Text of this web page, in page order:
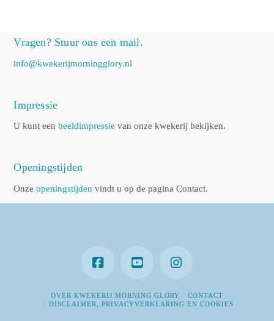
Vragen? Stuur ons een mail.
info@kwekerijmorningglory.nl
Impressie
U kunt eenbeeldimpressie van onze kwekerij bekijken.
Openingstijden
Onzeopeningstijden vindt u op de pagina Contact.
OVER KWEKERIJ MORNING GLORY
CONTACT
DISCLAIMER, PRIVACYVERKLARING EN COOKIES